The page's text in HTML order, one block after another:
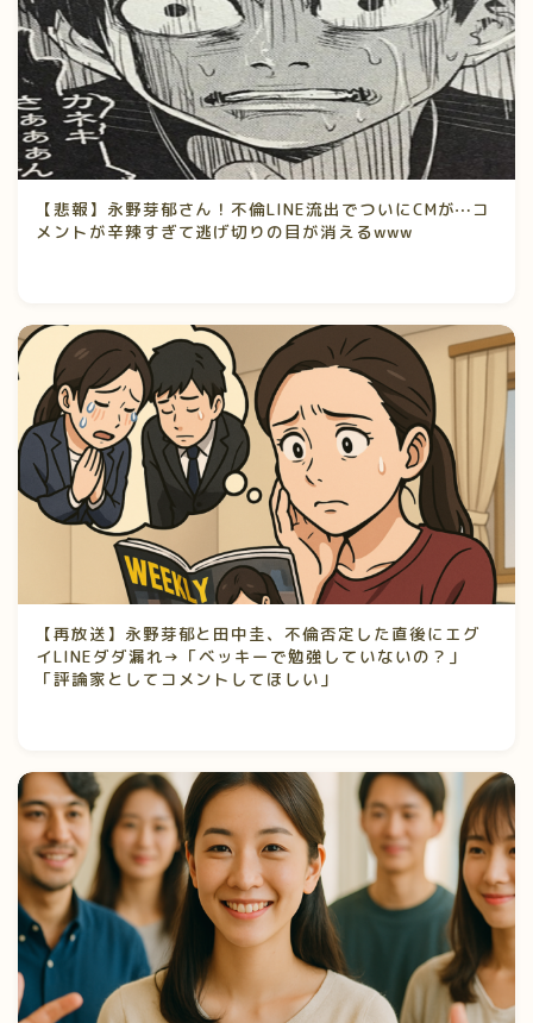
【悲報】永野芽郁さん！不倫LINE流出でついにCMが⋯コ
メントが辛辣すぎて逃げ切りの目が消えるwww
【再放送】永野芽郁と田中圭、不倫否定した直後にエグ
イLINEダダ漏れ→「ベッキーで勉強していないの？」
「評論家としてコメントしてほしい」